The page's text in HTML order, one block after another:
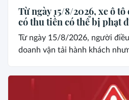
Từ ngày 15/8/2026, xe ô
có thu tiền có thể bị phạt
Từ ngày 15/8/2026, người
doanh vận tải hành khách